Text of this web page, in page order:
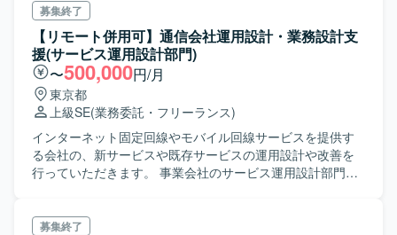
年4月より開発工程実施中。2025年リリース予定となりま
す。 ※スキル次第で高単価もでますのでご相談ください。
募集終了
【リモート併用可】通信会社運用設計・業務設計支
援(サービス運用設計部門)
〜500,000円/月
東京都
上級SE(業務委託・フリーランス)
インターネット固定回線やモバイル回線サービスを提供す
る会社の、新サービスや既存サービスの運用設計や改善を
行っていただきます。 事業会社のサービス運用設計部門の
進していただきます
募集終了